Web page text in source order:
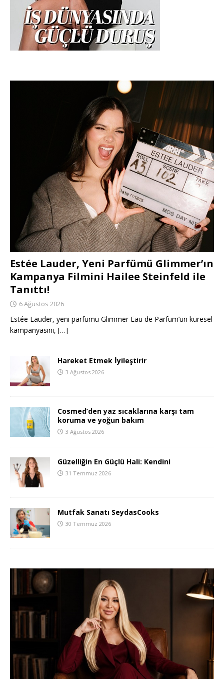
Estée Lauder, Yeni Parfümü Glimmer’ın
Kampanya Filmini Hailee Steinfeld ile
Tanıttı!
6 Ağustos 2026
Estée Lauder, yeni parfümü Glimmer Eau de Parfum’ün küresel
kampanyasını, […]
Hareket Etmek İyileştirir
3 Ağustos 2026
Cosmed’den yaz sıcaklarına karşı tam
koruma ve yoğun bakım
3 Ağustos 2026
Güzelliğin En Güçlü Hali: Kendini
31 Temmuz 2026
Mutfak Sanatı SeydasCooks
30 Temmuz 2026